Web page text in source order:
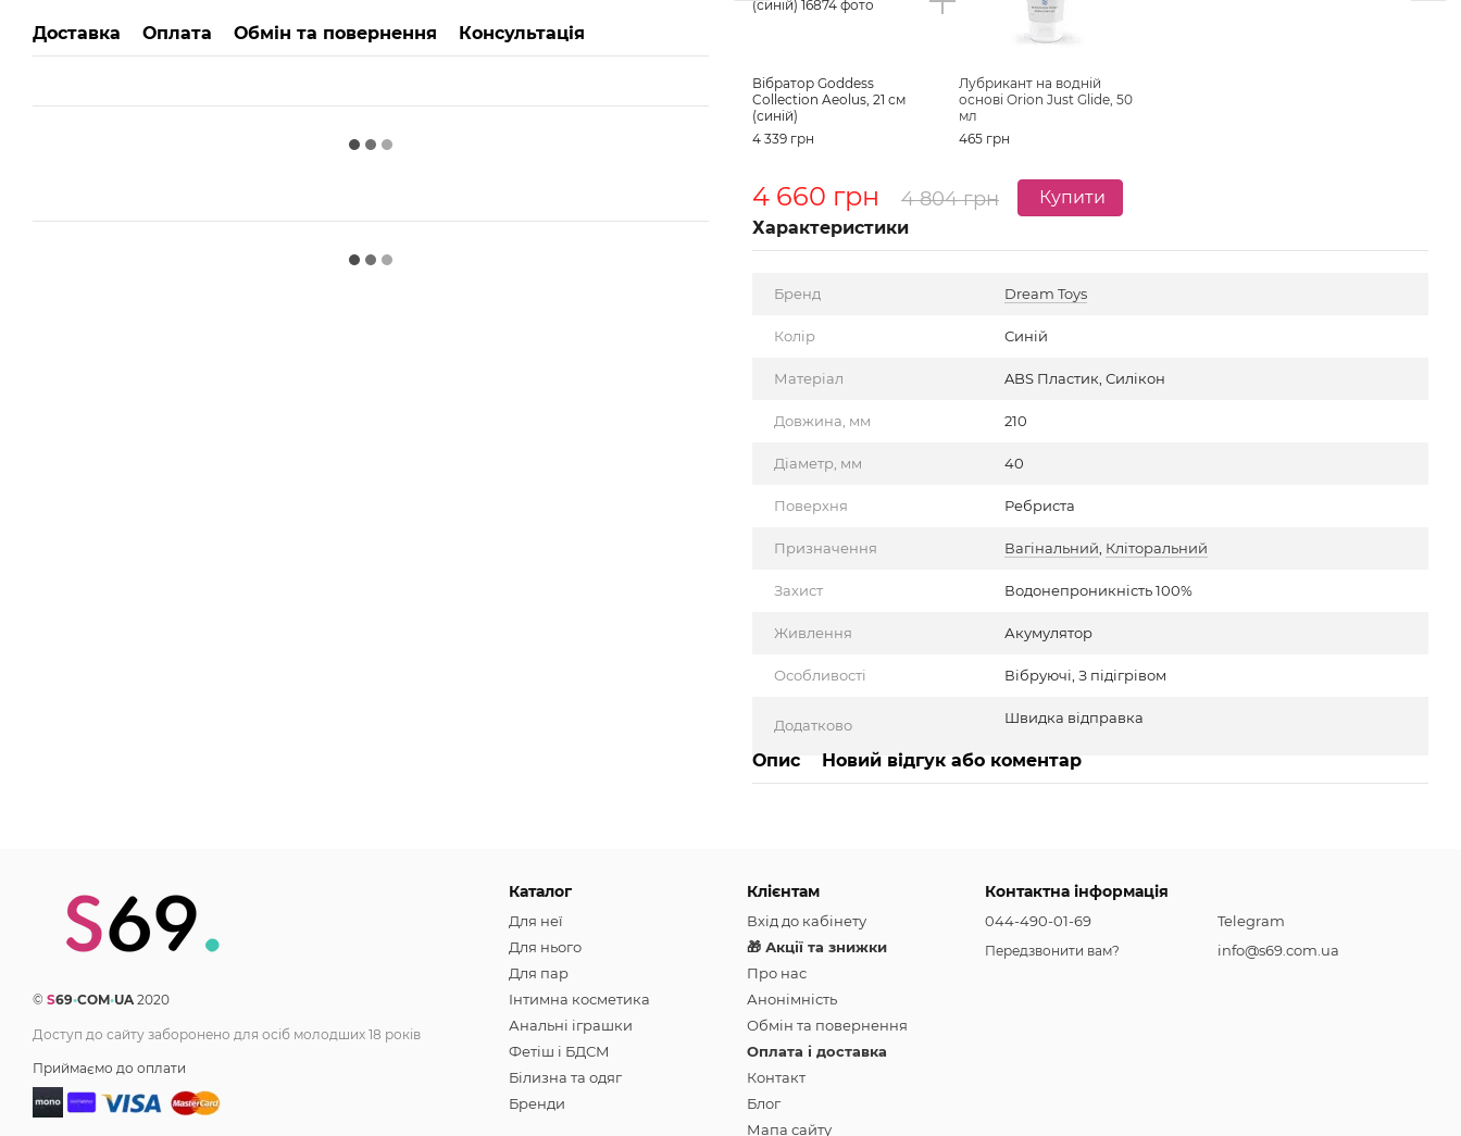
Доставка Оплата Обмін та повернення Консультація
Вібратор Goddess
Collection Aeolus, 21 см
(синій)
4 339 грн
Лубрикант на водній
основі Orion Just Glide, 50
мл
465 грн
4 660 грн 4 804 грн Купити
Характеристики
Бренд Dream Toys
Колір Синій
Матеріал ABS Пластик, Силікон
Довжина, мм 210
Діаметр, мм 40
Поверхня Ребриста
Призначення Вагінальний Кліторальний
Захист Водонепроникність 100%
Живлення Акумулятор
Особливості Вібруючі, З підігрівом
Додатково Швидка відправка
Опис Новий відгук або коментар
© S69•COM•UA 2020
Доступ до сайту заборонено для осіб молодших 18 років
Приймаємо до оплати
Каталог
Для неї
Для нього
Для пар
Інтимна косметика
Анальні іграшки
Фетіш і БДСМ
Білизна та одяг
Бренди
Клієнтам
Вхід до кабінету
🎁 Акції та знижки
Про нас
Анонімність
Обмін та повернення
Оплата і доставка
Контакт
Блог
Мапа сайту
Контактна інформація
044-490-01-69
Передзвонити вам?
Telegram
info@s69.com.ua